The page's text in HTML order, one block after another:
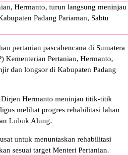
Hermanto, turun langsung meninjau
Padang Pariaman, Sabtu
pertanian pascabencana di Sumatera
Kementerian Pertanian, Hermanto,
dan longsor di Kabupaten Padang
Dirjen Hermanto meninjau titik-titik
melihat progres rehabilitasi lahan
Lubuk Alung.
untuk menuntaskan rehabilitasi
sesuai target Menteri Pertanian.